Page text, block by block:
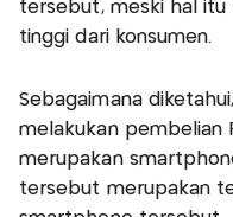
tersebut, meski hal itu
tinggi dari konsumen.
Sebagaimana
melakukan pembelian
merupakan
tersebut merupakan